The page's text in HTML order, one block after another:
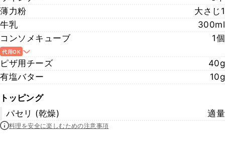
薄力粉
大さじ1
牛乳
300ml
コンソメキューブ
1個
代用OK
ピザ用チーズ
40g
有塩バター
10g
トッピング
パセリ (乾燥)
適量
料理を安全に楽しむための注意事項